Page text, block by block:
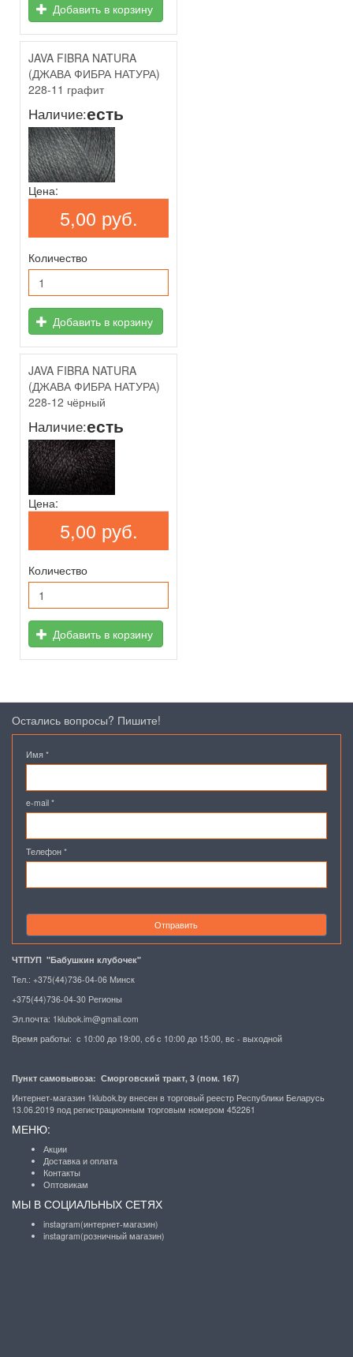
Добавить в корзину
JAVA FIBRA NATURA
(ДЖАВА ФИБРА НАТУРА)
228-11 графит
Наличие:есть
Цена:
5,00 руб.
Количество
Добавить в корзину
JAVA FIBRA NATURA
(ДЖАВА ФИБРА НАТУРА)
228-12 чёрный
Наличие:есть
Цена:
5,00 руб.
Количество
Добавить в корзину
Остались вопросы? Пишите!
Имя *
e-mail *
Телефон *
Отправить
ЧТПУП "Бабушкин клубочек"
Тел.: +375(44)736-04-06 Минск
+375(44)736-04-30 Регионы
Эл.почта: 1klubok.im@gmail.com
Время работы: с 10:00 до 19:00, сб с 10:00 до 15:00, вс - выходной
Пункт самовывоза: Сморговский тракт, 3 (пом. 167)
Интернет-магазин 1klubok.by внесен в торговый реестр Республики Беларусь
13.06.2019 под регистрационным торговым номером 452261
МЕНЮ:
Акции
Доставка и оплата
Контакты
Оптовикам
МЫ В СОЦИАЛЬНЫХ СЕТЯХ
instagram(интернет-магазин)
instagram(розничный магазин)